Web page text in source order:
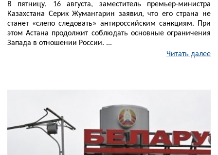
В пятницу, 16 августа, заместитель премьер-министра
Казахстана Серик Жумангарин заявил, что его страна не
станет «слепо следовать» антироссийским санкциям. При
этом Астана продолжит соблюдать основные ограничения
Запада в отношении России. ...
Читать далее